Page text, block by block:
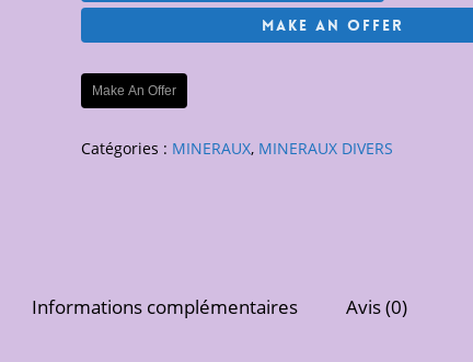
Make An Offer
Make An Offer
Catégories : MINERAUX, MINERAUX DIVERS
Informations complémentaires Avis (0)